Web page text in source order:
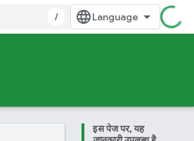
/
इस पेज पर, यह